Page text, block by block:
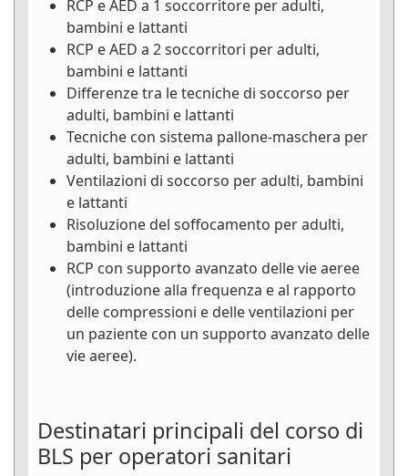
RCP e AED a 1 soccorritore per adulti,
bambini e lattanti
RCP e AED a 2 soccorritori per adulti,
bambini e lattanti
Differenze tra le tecniche di soccorso per
adulti, bambini e lattanti
Tecniche con sistema pallone-maschera per
adulti, bambini e lattanti
Ventilazioni di soccorso per adulti, bambini
e lattanti
Risoluzione del soffocamento per adulti,
bambini e lattanti
RCP con supporto avanzato delle vie aeree
(introduzione alla frequenza e al rapporto
delle compressioni e delle ventilazioni per
un paziente con un supporto avanzato delle
vie aeree).
Destinatari principali del corso di
BLS per operatori sanitari